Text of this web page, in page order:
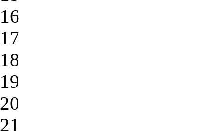
16
17
18
19
20
21